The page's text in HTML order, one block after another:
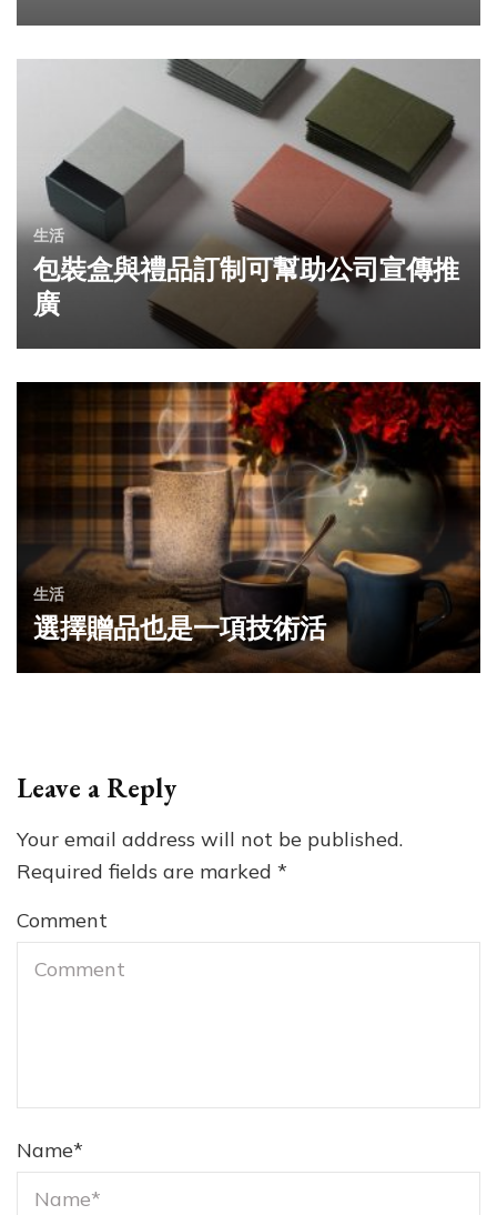
生活
包裝盒與禮品訂制可幫助公司宣傳推
廣
生活
選擇贈品也是一項技術活
Leave a Reply
Your email address will not be published.
Required fields are marked *
Comment
Name*